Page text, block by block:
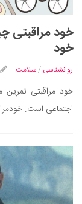
مراکز پزشکی
فرهنگ و هنر
تلویزیون
موسیقی
چهره‌ها
کتاب و
تاریخ
معماری
خود مراقبتی
خود
روانشناسی /سلامت
خود مراقبتی
اجتماعی است.